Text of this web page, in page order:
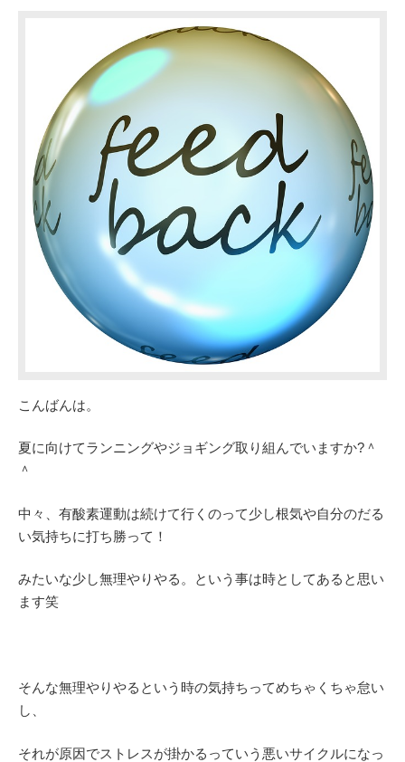
こんばんは。
夏に向けてランニングやジョギング取り組んでいますか?＾
＾
中々、有酸素運動は続けて行くのって少し根気や自分のだる
い気持ちに打ち勝って！
みたいな少し無理やりやる。という事は時としてあると思い
ます笑
そんな無理やりやるという時の気持ちってめちゃくちゃ怠い
し、
それが原因でストレスが掛かるっていう悪いサイクルになっ